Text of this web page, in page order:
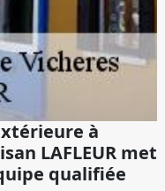
à
LAFLEUR met
qualifiée